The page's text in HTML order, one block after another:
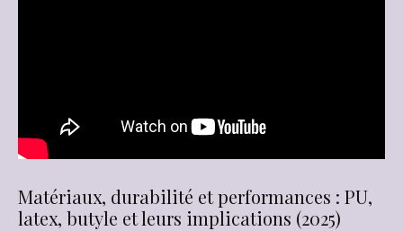
Matériaux, durabilité et performances : PU,
latex, butyle et leurs implications (2025)